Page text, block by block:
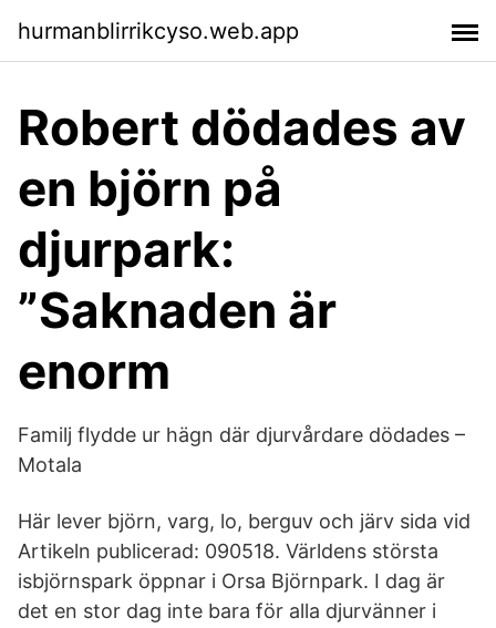
hurmanblirrikcyso.web.app
Robert dödades av
en björn på
djurpark:
”Saknaden är
enorm
Familj flydde ur hägn där djurvårdare dödades –
Motala
Här lever björn, varg, lo, berguv och järv sida vid
Artikeln publicerad: 090518. Världens största
isbjörnspark öppnar i Orsa Björnpark. I dag är
det en stor dag inte bara för alla djurvänner i